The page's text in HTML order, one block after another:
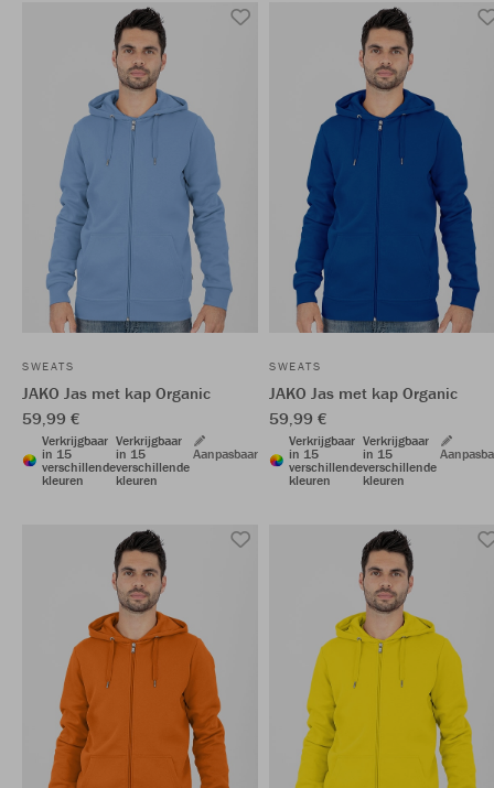
SWEATS
JAKO Jas met kap Organic
59,99 €
Verkrijgbaar
in 15
verschillende
kleuren
Verkrijgbaar
in 15
verschillende
kleuren
Aanpasbaar
SWEATS
JAKO Jas met kap Organic
59,99 €
Verkrijgbaar
in 15
verschillende
kleuren
Verkrijgbaar
in 15
verschillende
kleuren